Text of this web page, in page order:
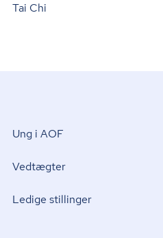
Tai Chi
Ung i AOF
Vedtægter
Ledige stillinger